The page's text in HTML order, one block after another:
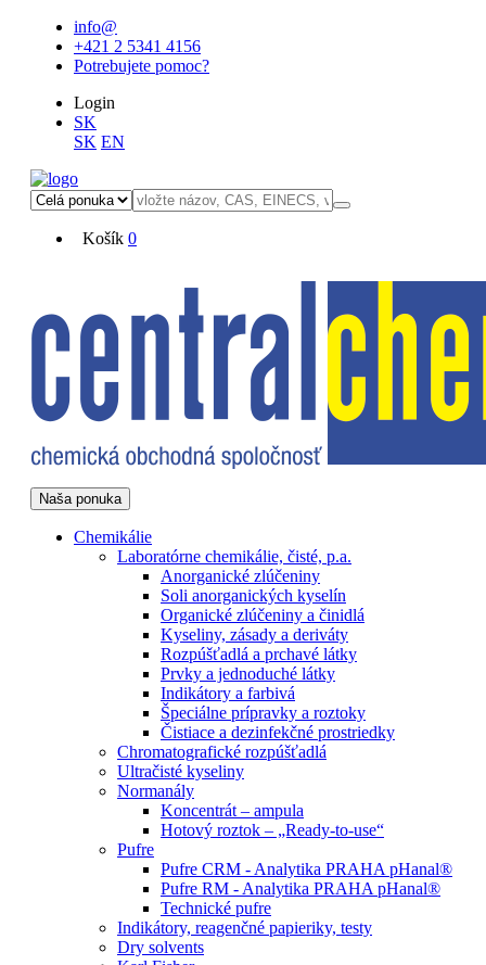
info@
+421 2 5341 4156
Potrebujete pomoc?
Login
SK
SK EN
Košík 0
Naša ponuka
Chemikálie
Laboratórne chemikálie, čisté, p.a.
Anorganické zlúčeniny
Soli anorganických kyselín
Organické zlúčeniny a činidlá
Kyseliny, zásady a deriváty
Rozpúšťadlá a prchavé látky
Prvky a jednoduché látky
Indikátory a farbivá
Špeciálne prípravky a roztoky
Čistiace a dezinfekčné prostriedky
Chromatografické rozpúšťadlá
Ultračisté kyseliny
Normanály
Koncentrát – ampula
Hotový roztok – „Ready-to-use“
Pufre
Pufre CRM - Analytika PRAHA pHanal®
Pufre RM - Analytika PRAHA pHanal®
Technické pufre
Indikátory, reagenčné papieriky, testy
Dry solvents